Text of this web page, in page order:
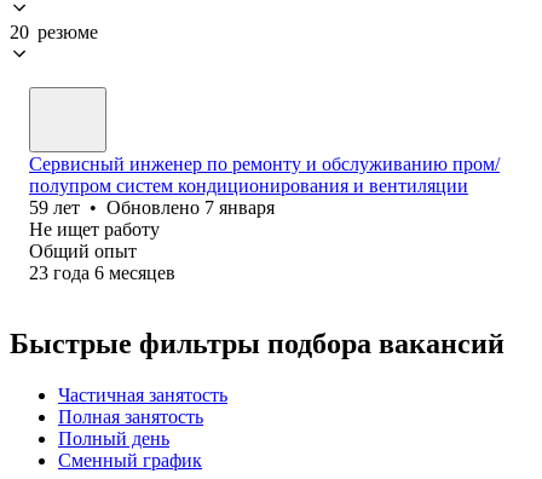
20 резюме
Сервисный инженер по ремонту и обслуживанию пром/
полупром систем кондиционирования и вентиляции
59 лет • Обновлено 7 января
Не ищет работу
Общий опыт
23 года 6 месяцев
Быстрые фильтры подбора вакансий
Частичная занятость
Полная занятость
Полный день
Сменный график